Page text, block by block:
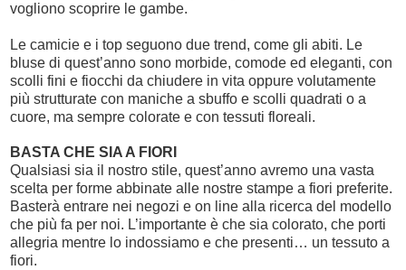
vogliono scoprire le gambe.
Le camicie e i top seguono due trend, come gli abiti. Le
bluse di quest’anno sono morbide, comode ed eleganti, con
scolli fini e fiocchi da chiudere in vita oppure volutamente
più strutturate con maniche a sbuffo e scolli quadrati o a
cuore, ma sempre colorate e con tessuti floreali.
BASTA CHE SIA A FIORI
Qualsiasi sia il nostro stile, quest’anno avremo una vasta
scelta per forme abbinate alle nostre stampe a fiori preferite.
Basterà entrare nei negozi e on line alla ricerca del modello
che più fa per noi. L’importante è che sia colorato, che porti
allegria mentre lo indossiamo e che presenti… un tessuto a
fiori.